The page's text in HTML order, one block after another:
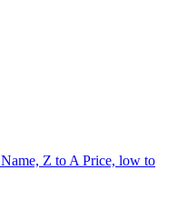
Name, Z to A Price, low to